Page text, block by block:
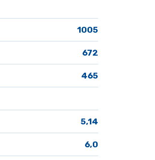
1005
672
465
5,14
6,0